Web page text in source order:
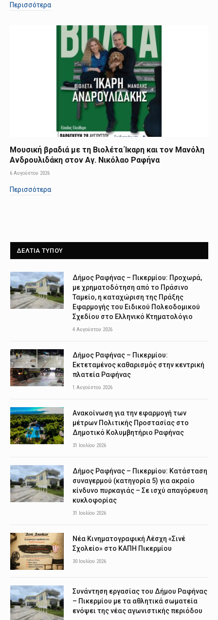
Περισσότερα
Μουσική βραδιά με τη Βιολέτα Ίκαρη και τον Μανόλη
Ανδρουλιδάκη στον Αγ. Νικόλαο Ραφήνα
6 Αυγούστου 2026
Περισσότερα
ΔΕΛΤΙΑ ΤΥΠΟΥ
Δήμος Ραφήνας – Πικερμίου: Προχωρά,
με χρηματοδότηση από το Πράσινο
Ταμείο, η καταχώριση της Πράξης
Εφαρμογής του Ειδικού Πολεοδομικού
Σχεδίου στο Ελληνικό Κτηματολόγιο
4 Αυγούστου 2026
Δήμος Ραφήνας – Πικερμίου:
Εκτεταμένος καθαρισμός στην κεντρική
πλατεία Ραφήνας
1 Αυγούστου 2026
Ανακοίνωση για την εφαρμογή των
μέτρων Πολιτικής Προστασίας στο
Δημοτικό Κολυμβητήριο Ραφήνας
31 Ιουλίου 2026
Δήμος Ραφήνας – Πικερμίου: Κατάσταση
συναγερμού (κατηγορία 5) για ακραίο
κίνδυνο πυρκαγιάς – Σε ισχύ απαγόρευση
κυκλοφορίας
31 Ιουλίου 2026
Νέα Κινηματογραφική Λέσχη «Σινέ
Σχολείο» στο ΚΑΠΗ Πικερμίου
30 Ιουλίου 2026
Συνάντηση εργασίας του Δήμου Ραφήνας
– Πικερμίου με τα αθλητικά σωματεία
ενόψει της νέας αγωνιστικής περιόδου